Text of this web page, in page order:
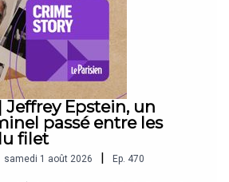
story a été préparé en puisant
du Parisien, avec l'aide de nos
Jeffrey Epstein, un
passé entre les
filet
samedi 1 août 2026 Ep. 470